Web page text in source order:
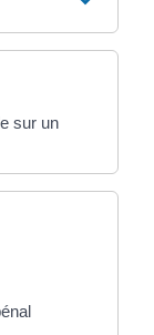
sur un